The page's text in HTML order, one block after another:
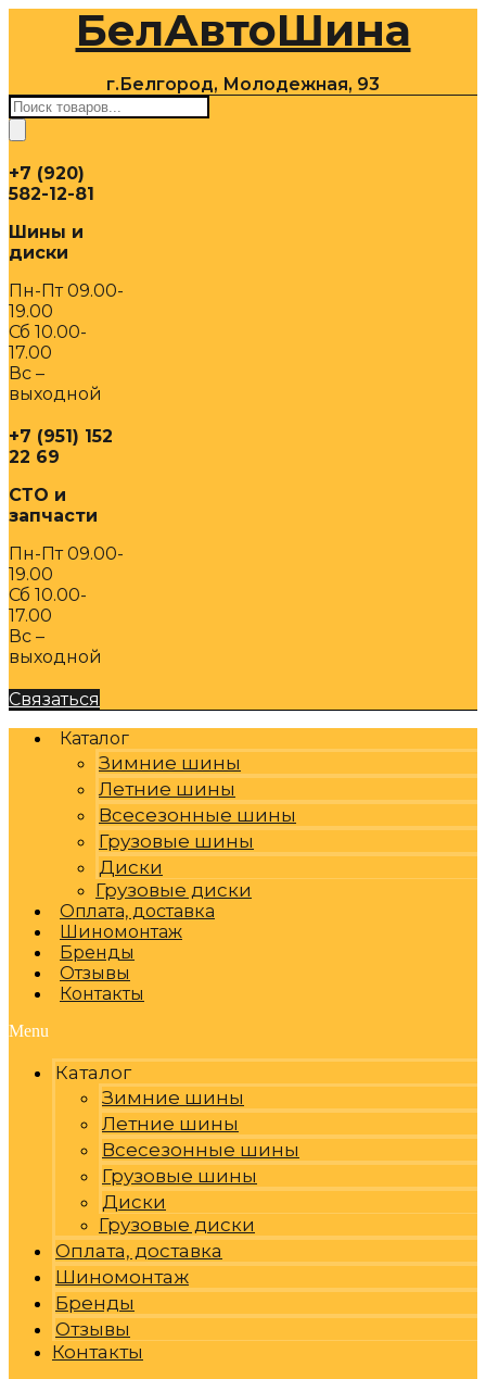
содержимомуБелАвтоШина
г.Белгород, Молодежная, 93
Поиск
товаров
+7 (920)
582-12-81
Шины и
диски
Пн-Пт 09.00-
19.00
Сб 10.00-
17.00
Вс –
выходной
+7 (951) 152
22 69
СТО и
запчасти
Пн-Пт 09.00-
19.00
Сб 10.00-
17.00
Вс –
выходной
Связаться
Каталог
Зимние шины
Летние шины
Всесезонные шины
Грузовые шины
Диски
Грузовые диски
Оплата, доставка
Шиномонтаж
Бренды
Отзывы
Контакты
Menu
Каталог
Зимние шины
Летние шины
Всесезонные шины
Грузовые шины
Диски
Грузовые диски
Оплата, доставка
Шиномонтаж
Бренды
Отзывы
Контакты